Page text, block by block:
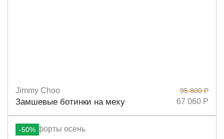
Размеры 37,5
Jimmy Choo
Замшевые ботинки на меху
95 800 Р
67 060 Р
-50%